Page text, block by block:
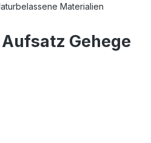
Materialien
Gehege